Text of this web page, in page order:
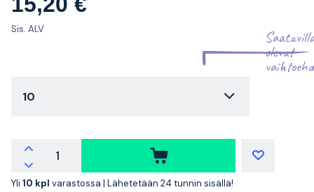
Sis. ALV
olevat
10
Yli 10 kpl varastossa | Lähetetään 24 tunnin sisällä!